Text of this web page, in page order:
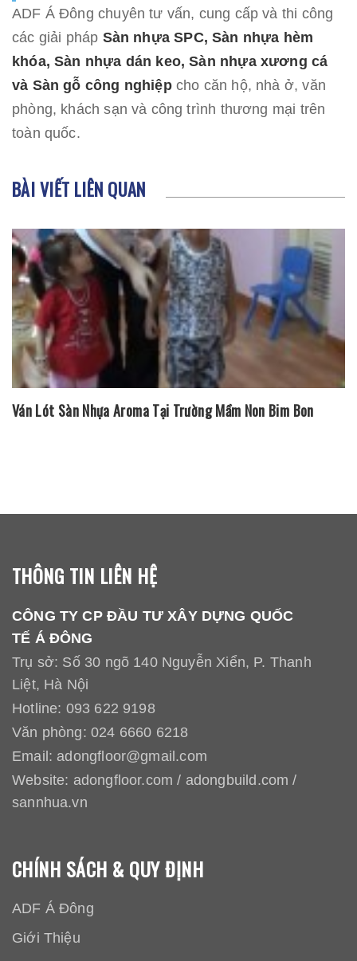
ADF Á Đông chuyên tư vấn, cung cấp và thi công
các giải pháp Sàn nhựa SPC, Sàn nhựa hèm
khóa, Sàn nhựa dán keo, Sàn nhựa xương cá
và Sàn gỗ công nghiệpcho căn hộ, nhà ở, văn
phòng, khách sạn và công trình thương mại trên
toàn quốc.
BÀI VIẾT LIÊN QUAN
Ván Lót Sàn Nhựa Aroma Tại Trường Mầm Non Bim Bon
THÔNG TIN LIÊN HỆ
CÔNG TY CP ĐẦU TƯ XÂY DỰNG QUỐC
TẾ Á ĐÔNG
Trụ sở: Số 30 ngõ 140 Nguyễn Xiển, P. Thanh
Liệt, Hà Nội
Hotline: 093 622 9198
Văn phòng: 024 6660 6218
Email: adongfloor@gmail.com
Website: adongfloor.com / adongbuild.com /
sannhua.vn
CHÍNH SÁCH & QUY ĐỊNH
ADF Á Đông
Giới Thiệu